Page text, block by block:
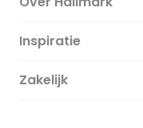
Over ons
Duurzaamheid
Inspiratie
Magazine
Zakelijk